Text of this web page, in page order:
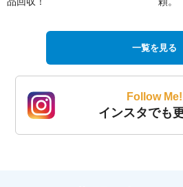
一覧を見る
Follow Me!
インスタでも